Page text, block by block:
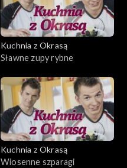
Kuchnia z Okrasą
Sławne zupy rybne
Kuchnia z Okrasą
Wiosenne szparagi